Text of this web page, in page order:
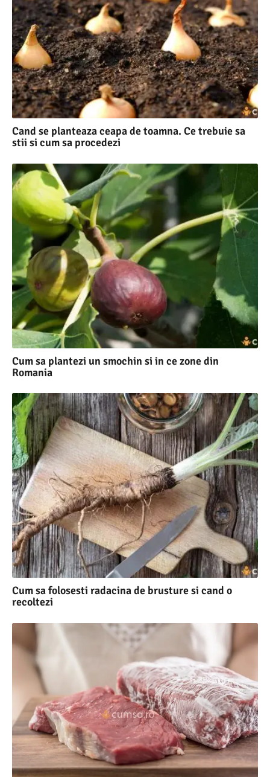
Cand se planteaza ceapa de toamna. Ce trebuie sa
stii si cum sa procedezi
Cum sa plantezi un smochin si in ce zone din
Romania
Cum sa folosesti radacina de brusture si cand o
recoltezi